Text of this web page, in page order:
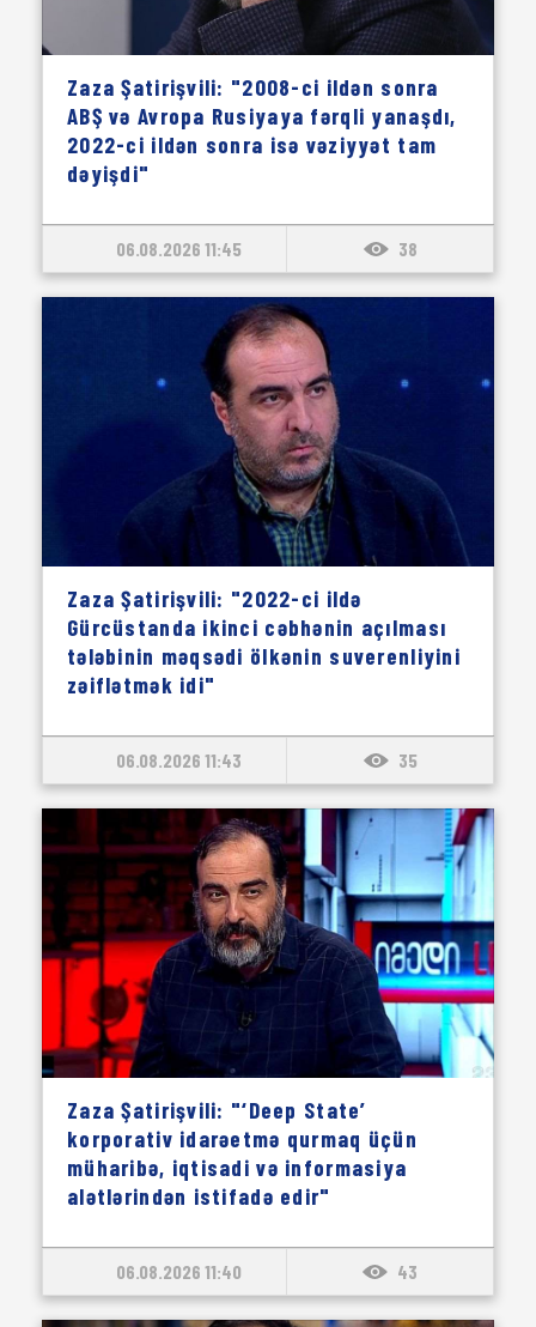
Zaza Şatirişvili: "2008-ci ildən sonra
ABŞ və Avropa Rusiyaya fərqli yanaşdı,
2022-ci ildən sonra isə vəziyyət tam
dəyişdi"
06.08.2026 11:45 38
Zaza Şatirişvili: "2022-ci ildə
Gürcüstanda ikinci cəbhənin açılması
tələbinin məqsədi ölkənin suverenliyini
zəiflətmək idi"
06.08.2026 11:43 35
Zaza Şatirişvili: "‘Deep State’
korporativ idarəetmə qurmaq üçün
müharibə, iqtisadi və informasiya
alətlərindən istifadə edir"
06.08.2026 11:40 43